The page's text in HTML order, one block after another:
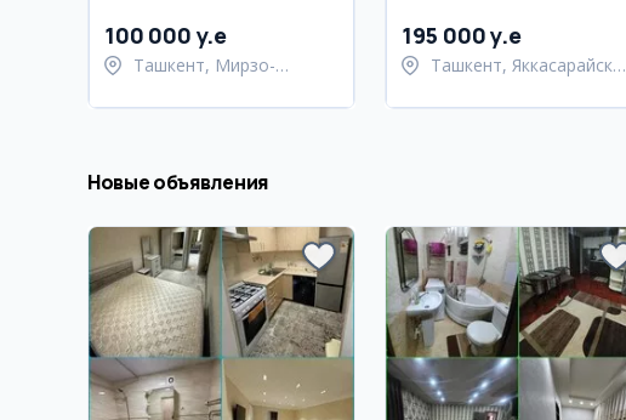
100 000 y.e
Ташкент, Мирзо-
195 000 y.e
Ташкент, Яккасарайский
Новые объявления